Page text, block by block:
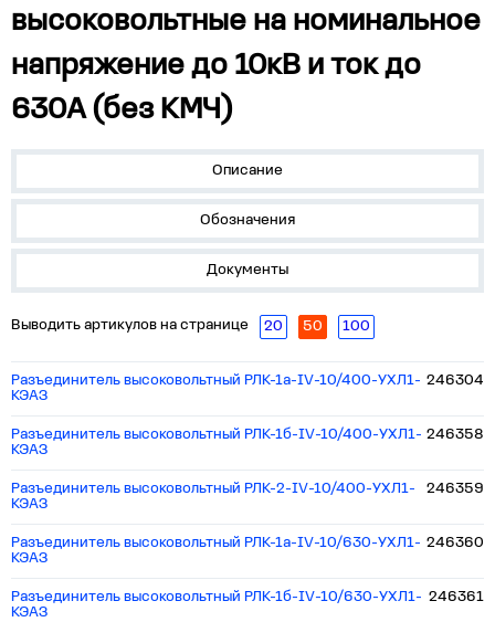
высоковольтные на номинальное
напряжение до 10кВ и ток до
630А (без КМЧ)
Описание
Обозначения
Документы
Выводить артикулов на странице 20 50 100
Разъединитель высоковольтный РЛК-1а-IV-10/400-УХЛ1-
КЭАЗ
246304
Разъединитель высоковольтный РЛК-1б-IV-10/400-УХЛ1-
КЭАЗ
246358
Разъединитель высоковольтный РЛК-2-IV-10/400-УХЛ1-
КЭАЗ
246359
Разъединитель высоковольтный РЛК-1а-IV-10/630-УХЛ1-
КЭАЗ
246360
Разъединитель высоковольтный РЛК-1б-IV-10/630-УХЛ1-
КЭАЗ
246361